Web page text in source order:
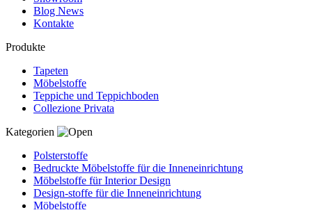
Blog News
Kontakte
Produkte
Tapeten
Möbelstoffe
Teppiche und Teppichboden
Collezione Privata
Kategorien
Polsterstoffe
Bedruckte Möbelstoffe für die Inneneinrichtung
Möbelstoffe für Interior Design
Design-stoffe für die Inneneinrichtung
Möbelstoffe